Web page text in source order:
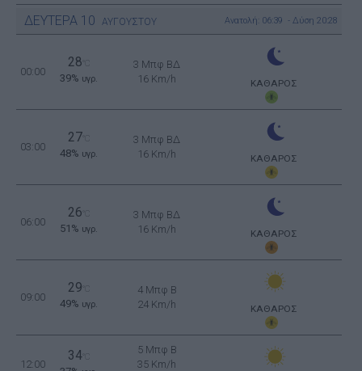
ΔΕΥΤΕΡΑ 10 ΑΥΓΟΥΣΤΟΥ Ανατολή: 06:39 - Δύση 20:28
00:00
28
39% υγρ.
3 Μπφ ΒΔ
16 Km/h
ΚΑΘΑΡΟΣ
03:00
27
48% υγρ.
3 Μπφ ΒΔ
16 Km/h
ΚΑΘΑΡΟΣ
06:00
26
51% υγρ.
3 Μπφ ΒΔ
16 Km/h
ΚΑΘΑΡΟΣ
09:00
29
49% υγρ.
4 Μπφ B
24 Km/h
ΚΑΘΑΡΟΣ
12:00
34°C
5 Μπφ B
35 Km/h